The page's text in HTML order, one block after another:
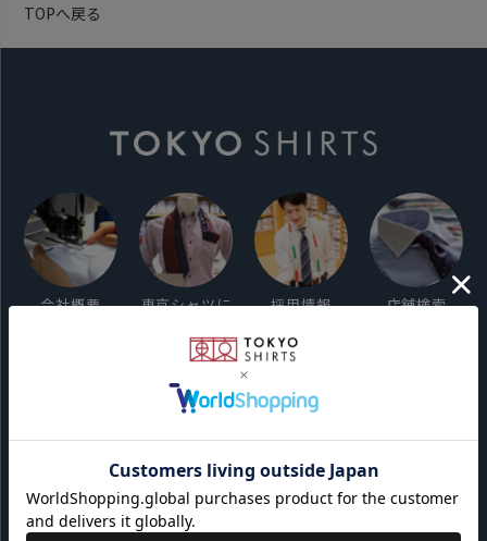
TOPへ戻る
会社概要
東京シャツに
採用情報 店舗検索
ご利用ガイド
サイト利用規約
会員利用規約